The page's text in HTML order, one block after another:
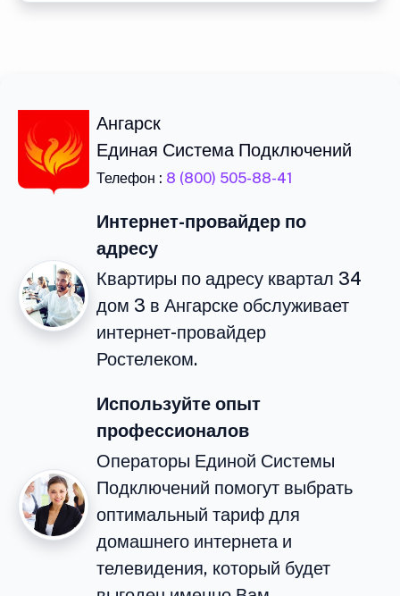
Ангарск
Единая Система Подключений
Телефон : 8 (800) 505-88-41
Интернет-провайдер по
адресу
Квартиры по адресу квартал 34
дом 3 в Ангарске обслуживает
интернет-провайдер
Ростелеком.
Используйте опыт
профессионалов
Операторы Единой Системы
Подключений помогут выбрать
оптимальный тариф для
домашнего интернета и
телевидения, который будет